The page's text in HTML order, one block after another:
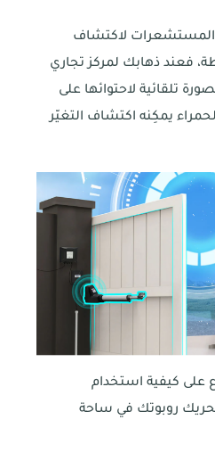
المستشعرات لاكتشاف
فعند ذهابك لمركز تجاري
تلقائية لاحتوائها على
يمكِنه اكتشاف التغيّر
كيفية استخدام
روبوتك في ساحة